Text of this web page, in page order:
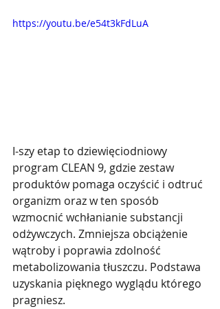
https://youtu.be/e54t3kFdLuA
I-szy etap to dziewięciodniowy
program CLEAN 9, gdzie zestaw
produktów pomaga oczyścić i odtruć
organizm oraz w ten sposób
wzmocnić wchłanianie substancji
odżywczych. Zmniejsza obciążenie
wątroby i poprawia zdolność
metabolizowania tłuszczu. Podstawa
uzyskania pięknego wyglądu którego
pragniesz.